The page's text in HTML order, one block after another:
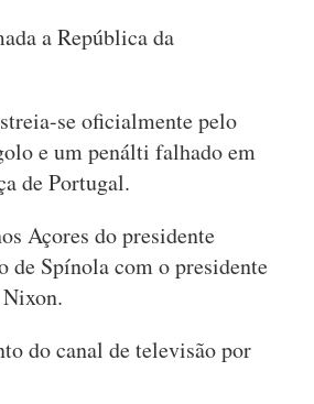
a República da
se oficialmente pelo
e um penálti falhado em
de Portugal.
Açores do presidente
de Spínola com o presidente
do canal de televisão por